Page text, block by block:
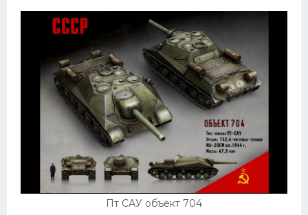
Пт САУ объект 704